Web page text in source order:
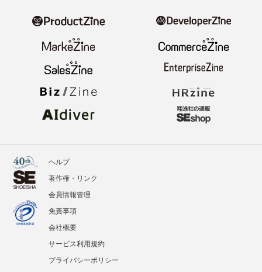
ヘルプ
著作権・リンク
会員情報管理
免責事項
会社概要
サービス利用規約
プライバシーポリシー